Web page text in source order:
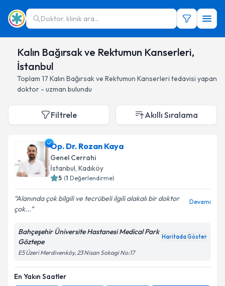
Doktor, klinik ara...
Kalın Bağırsak ve Rektumun Kanserleri,
İstanbul
Toplam 17 Kalın Bağırsak ve Rektumun Kanserleri tedavisi yapan
doktor - uzman bulundu
Filtrele Akıllı Sıralama
Op. Dr. Rozan Kaya
Genel Cerrahi
İstanbul, Kadıköy
5 (1 Değerlendirme)
Alanında çok bilgili ve tecrübeli ilgili alakalı bir doktor
çok...
Devamı
Bahçeşehir Üniversite Hastanesi Medical Park
Göztepe
Haritada Göster
E5 Üzeri Merdivenköy, 23 Nisan Sokagi No:17
En Yakın Saatler